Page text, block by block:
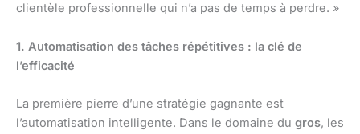
clientèle professionnelle qui n’a pas de temps à perdre. »
1. Automatisation des tâches répétitives : la clé de
l’efficacité
La première pierre d’une stratégie gagnante est
l’automatisation intelligente. Dans le domaine du gros, les